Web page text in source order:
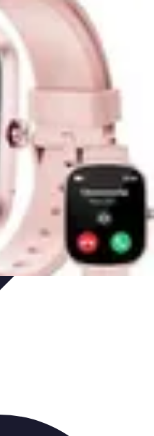
Histoire du footballTalents